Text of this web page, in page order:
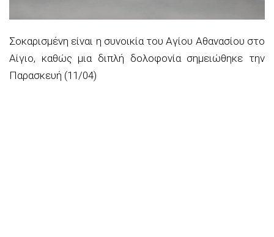
Σοκαρισμένη είναι η συνοικία του Αγίου Αθανασίου στο
Αίγιο, καθώς μια διπλή δολοφονία σημειώθηκε την
Παρασκευή (11/04)